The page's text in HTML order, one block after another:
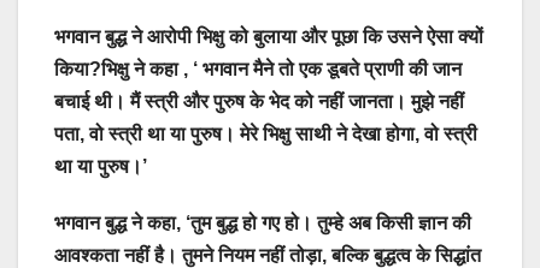
भगवान बुद्ध ने आरोपी भिक्षु को बुलाया और पूछा कि उसने ऐसा क्यों
किया?भिक्षु ने कहा , ‘ भगवान मैने तो एक डूबते प्राणी की जान
बचाई थी। मैं स्त्री और पुरुष के भेद को नहीं जानता। मुझे नहीं
पता, वो स्त्री था या पुरुष। मेरे भिक्षु साथी ने देखा होगा, वो स्त्री
था या पुरुष।’
भगवान बुद्ध ने कहा, ‘तुम बुद्ध हो गए हो। तुम्हे अब किसी ज्ञान की
आवश्कता नहीं है। तुमने नियम नहीं तोड़ा, बल्कि बुद्धत्व के सिद्धांत